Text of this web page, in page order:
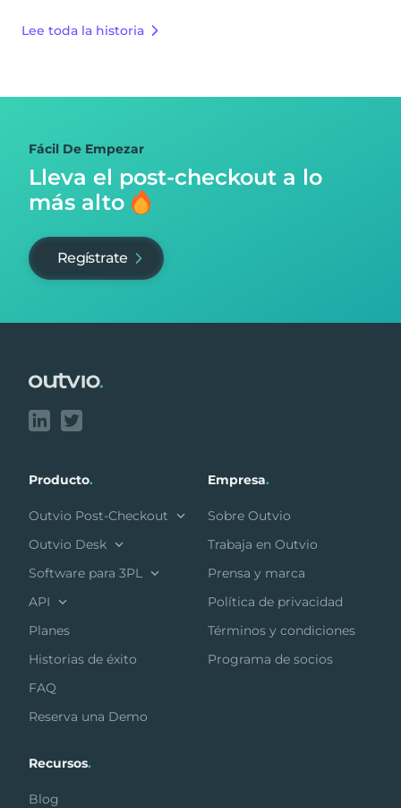
Lee toda la historia
Fácil De Empezar
Lleva el post-checkout a lo
más alto
Regístrate
Producto.
Outvio Post-Checkout
Outvio Desk
Software para 3PL
API
Planes
Historias de éxito
FAQ
Reserva una Demo
Empresa.
Sobre Outvio
Trabaja en Outvio
Prensa y marca
Política de privacidad
Términos y condiciones
Programa de socios
Recursos.
Blog